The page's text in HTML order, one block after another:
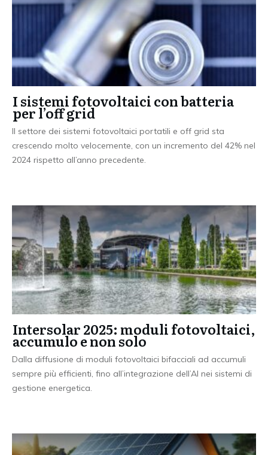
I sistemi fotovoltaici con batteria
per l’off grid
Il settore dei sistemi fotovoltaici portatili e off grid sta
crescendo molto velocemente, con un incremento del 42% nel
2024 rispetto all’anno precedente.
Intersolar 2025: moduli fotovoltaici,
accumulo e non solo
Dalla diffusione di moduli fotovoltaici bifacciali ad accumuli
sempre più efficienti, fino all’integrazione dell’AI nei sistemi di
gestione energetica.